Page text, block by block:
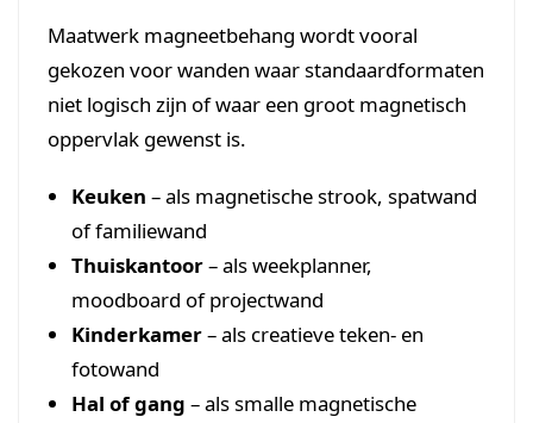
Maatwerk magneetbehang wordt vooral
gekozen voor wanden waar standaardformaten
niet logisch zijn of waar een groot magnetisch
oppervlak gewenst is.
Keuken – als magnetische strook, spatwand
of familiewand
Thuiskantoor– als weekplanner,
moodboard of projectwand
Kinderkamer– als creatieve teken- en
fotowand
Hal of gang – als smalle magnetische